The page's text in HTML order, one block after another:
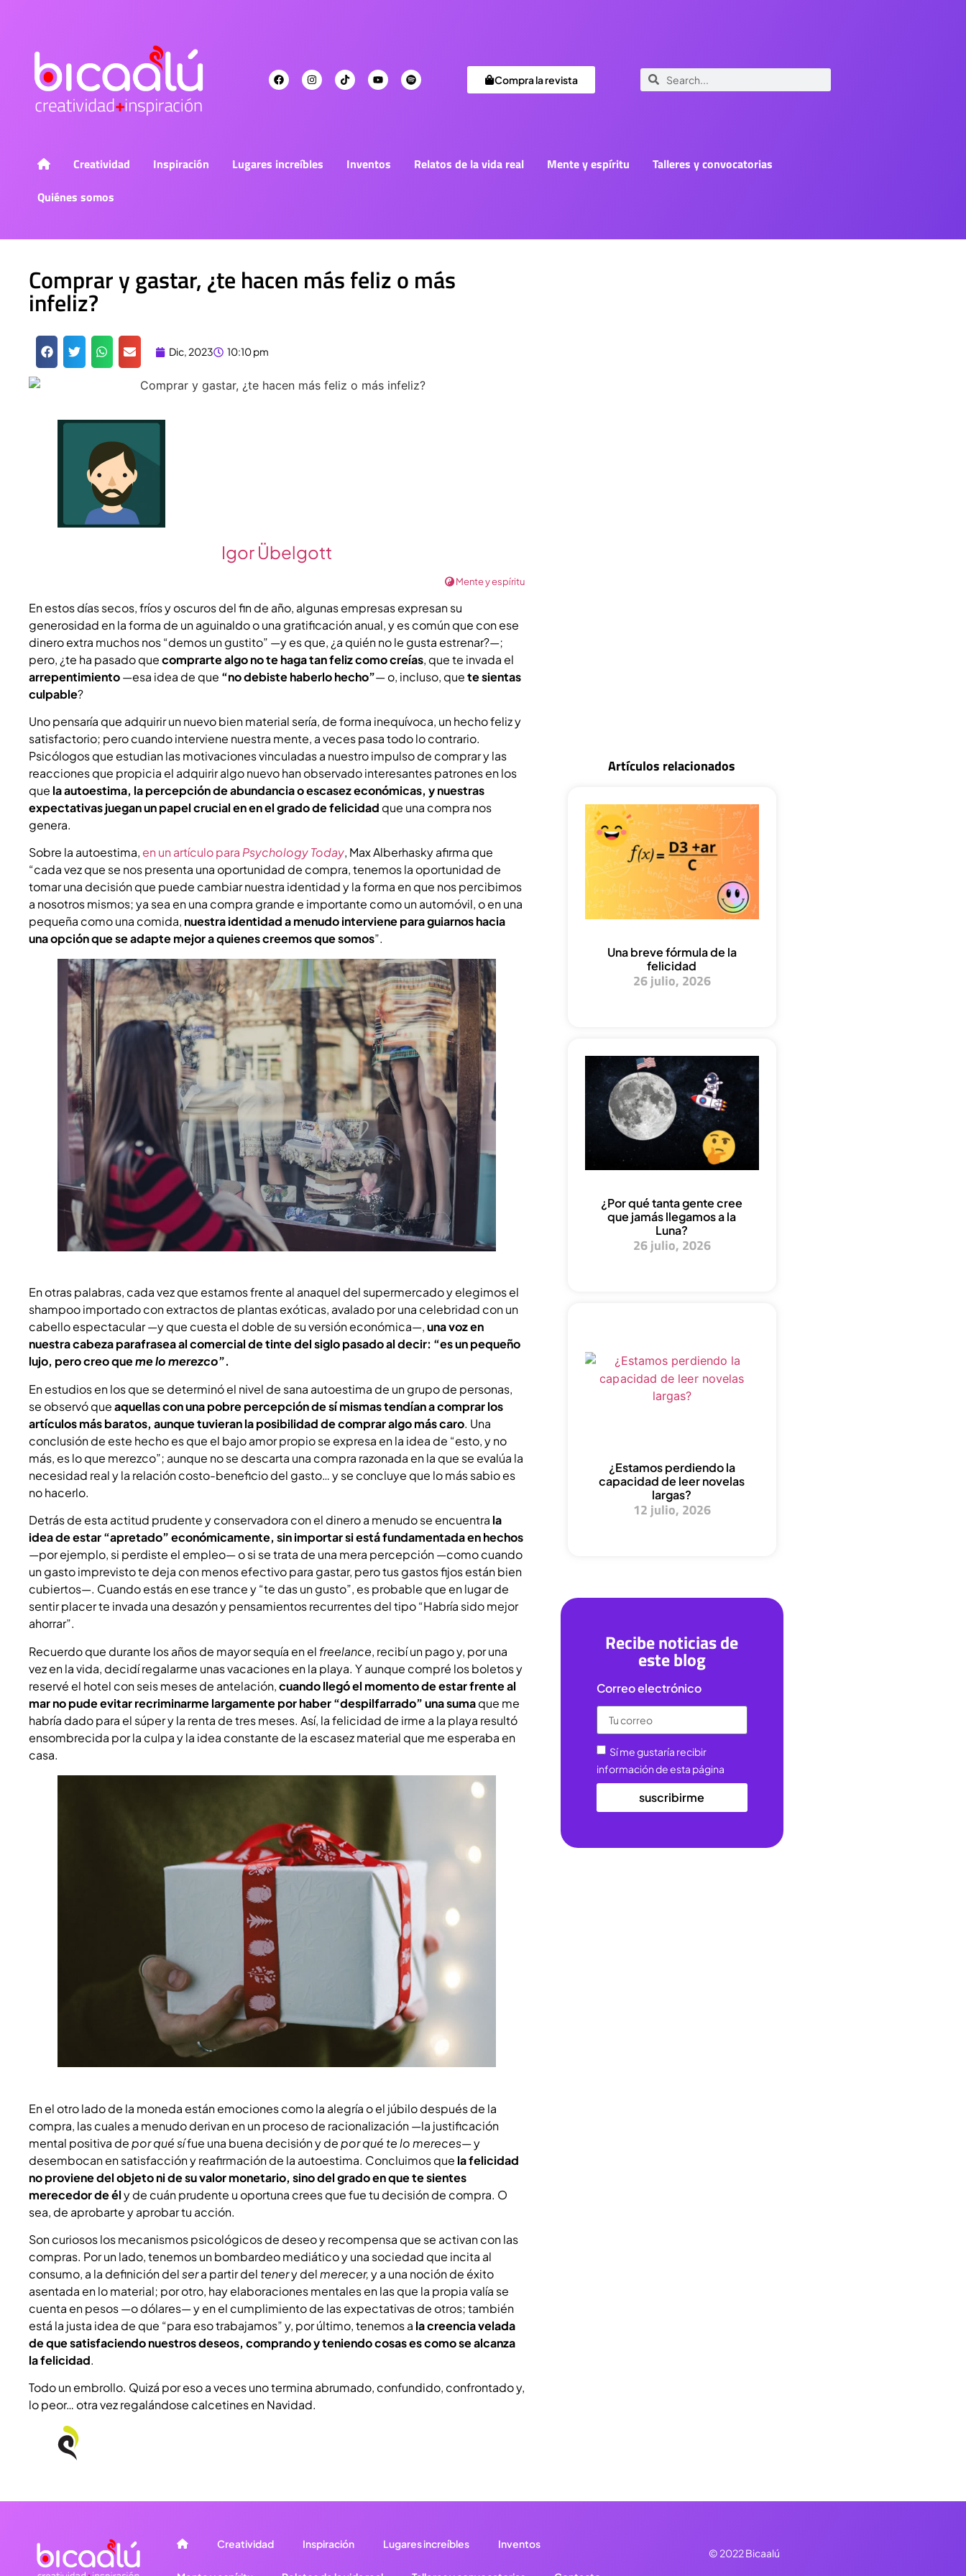
Compra la revista
Creatividad Inspiración Lugares increíbles Inventos Relatos de la vida real Mente y espíritu
Talleres y convocatorias
Quiénes somos
Comprar y gastar, ¿te hacen más feliz o más
infeliz?
Dic, 2023 10:10 pm
Igor Übelgott
Mente y espíritu
En estos días secos, fríos y oscuros del fin de año, algunas empresas expresan su
generosidad en la forma de un aguinaldo o una gratificación anual, y es común que con ese
dinero extra muchos nos “demos un gustito” —y es que, ¿a quién no le gusta estrenar?—;
pero, ¿te ha pasado quecomprarte algo no te haga tan feliz como creías, que te invada el
arrepentimiento—esa idea de que “no debiste haberlo hecho”— o, incluso, quete sientas
culpable?
Uno pensaría que adquirir un nuevo bien material sería, de forma inequívoca, un hecho feliz y
satisfactorio; pero cuando interviene nuestra mente, a veces pasa todo lo contrario.
Psicólogos que estudian las motivaciones vinculadas a nuestro impulso de comprar y las
reacciones que propicia el adquirir algo nuevo han observado interesantes patrones en los
que la autoestima, la percepción de abundancia o escasez económicas, y nuestras
expectativas juegan un papel crucial en en el grado de felicidad que una compra nos
genera.
Sobre la autoestima, en un artículo paraPsychology Today, Max Alberhasky afirma que
“cada vez que se nos presenta una oportunidad de compra, tenemos la oportunidad de
tomar una decisión que puede cambiar nuestra identidad y la forma en que nos percibimos
a nosotros mismos; ya sea en una compra grande e importante como un automóvil, o en una
pequeña como una comida, nuestra identidad a menudo interviene para guiarnos hacia
una opción que se adapte mejor a quienes creemos que somos”.
En otras palabras, cada vez que estamos frente al anaquel del supermercado y elegimos el
shampoo importado con extractos de plantas exóticas, avalado por una celebridad con un
cabello espectacular —y que cuesta el doble de su versión económica—,una voz en
nuestra cabeza parafrasea al comercial de tinte del siglo pasado al decir: “es un pequeño
lujo, pero creo queme lo merezco”.
En estudios en los que se determinó el nivel de sana autoestima de un grupo de personas,
se observó queaquellas con una pobre percepción de sí mismas tendían a comprar los
artículos más baratos, aunque tuvieran la posibilidad de comprar algo más caro. Una
conclusión de este hecho es que el bajo amor propio se expresa en la idea de “esto, y no
más, es lo que merezco”; aunque no se descarta una compra razonada en la que se evalúa la
necesidad real y la relación costo-beneficio del gasto… y se concluye que lo más sabio es
no hacerlo.
Detrás de esta actitud prudente y conservadora con el dinero a menudo se encuentra la
idea de estar “apretado” económicamente, sin importar si está fundamentada en hechos
—por ejemplo, si perdiste el empleo— o si se trata de una mera percepción —como cuando
un gasto imprevisto te deja con menos efectivo para gastar, pero tus gastos fijos están bien
cubiertos—. Cuando estás en ese trance y “te das un gusto”, es probable que en lugar de
sentir placer te invada una desazón y pensamientos recurrentes del tipo “Habría sido mejor
ahorrar”.
Recuerdo que durante los años de mayor sequía en el freelance, recibí un pago y, por una
vez en la vida, decidí regalarme unas vacaciones en la playa. Y aunque compré los boletos y
reservé el hotel con seis meses de antelación,cuando llegó el momento de estar frente al
mar no pude evitar recriminarme largamente por haber “despilfarrado” una sumaque me
habría dado para el súper y la renta de tres meses. Así, la felicidad de irme a la playa resultó
ensombrecida por la culpa y la idea constante de la escasez material que me esperaba en
casa.
En el otro lado de la moneda están emociones como la alegría o el júbilo después de la
compra, las cuales a menudo derivan en un proceso de racionalización —la justificación
mental positiva depor qué sífue una buena decisión y depor qué te lo mereces— y
desembocan en satisfacción y reafirmación de la autoestima. Concluimos que la felicidad
no proviene del objeto ni de su valor monetario, sino del grado en que te sientes
merecedor de ély de cuán prudente u oportuna crees que fue tu decisión de compra. O
sea, de aprobarte y aprobar tu acción.
Son curiosos los mecanismos psicológicos de deseo y recompensa que se activan con las
compras. Por un lado, tenemos un bombardeo mediático y una sociedad que incita al
consumo, a la definición delsera partir del tenery delmerecer,y a una noción de éxito
asentada en lo material; por otro, hay elaboraciones mentales en las que la propia valía se
cuenta en pesos —o dólares— y en el cumplimiento de las expectativas de otros; también
está la justa idea de que “para eso trabajamos” y, por último, tenemos a la creencia velada
de que satisfaciendo nuestros deseos, comprando y teniendo cosas es como se alcanza
la felicidad.
Todo un embrollo. Quizá por eso a veces uno termina abrumado, confundido, confrontado y,
lo peor… otra vez regalándose calcetines en Navidad.
Artículos relacionados
Una breve fórmula de la
felicidad
26 julio, 2026
¿Por qué tanta gente cree
que jamás llegamos a la
Luna?
26 julio, 2026
¿Estamos perdiendo la
capacidad de leer novelas
largas?
12 julio, 2026
Recibe noticias de
este blog
Correo electrónico
Sí me gustaría recibir
información de esta página
suscribirme
Creatividad Inspiración Lugares increíbles Inventos
© 2022 Bicaalú